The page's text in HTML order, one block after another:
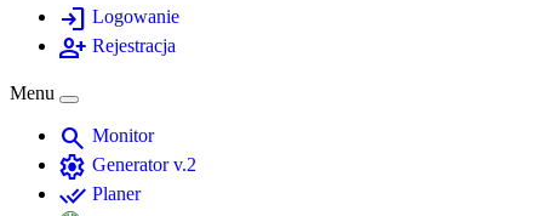
login Logowanie
person_add Rejestracja
Menu
search Monitor
settings Generator v.2
done_all Planer